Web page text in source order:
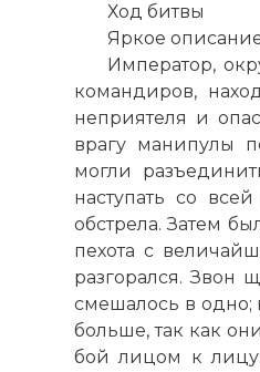
Ход битвы
Яркое
Император,
командиров,
неприятеля и
врагу манипулы
могли
наступать со
обстрела. Затем
пехота с
разгорался. Звон
смешалось в одно;
больше, так как
бой лицом к